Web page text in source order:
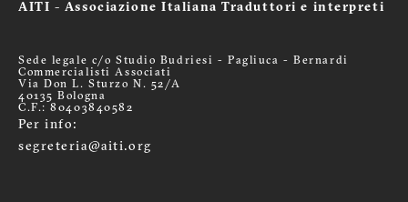
AITI - Associazione Italiana Traduttori e interpreti
Sede legale c/o Studio Budriesi - Pagliuca - Bernardi
Commercialisti Associati
Via Don L. Sturzo N. 52/A
40135 Bologna
C.F.: 80403840582
Per info:
segreteria@aiti.org